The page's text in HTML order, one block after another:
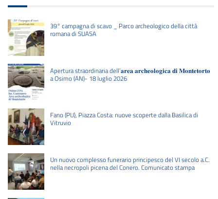
39° campagna di scavo _ Parco archeologico della città
romana di SUASA
Apertura straordinaria dell’𝐚𝐫𝐞𝐚 𝐚𝐫𝐜𝐡𝐞𝐨𝐥𝐨𝐠𝐢𝐜𝐚 𝐝𝐢 𝐌𝐨𝐧𝐭𝐞𝐭𝐨𝐫𝐭𝐨
a Osimo (AN)- 18 luglio 2026
Fano (PU), Piazza Costa: nuove scoperte dalla Basilica di
Vitruvio
Un nuovo complesso funerario principesco del VI secolo a.C.
nella necropoli picena del Conero. Comunicato stampa